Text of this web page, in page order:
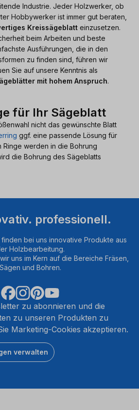
Industrie. Jeder Holzwerker, ob
Hobbywerker ist immer gut beraten,
Kreissägeblatt einzusetzen.
beim Arbeiten und beste
Ausführungen, die in den
zu finden sind, führen wir
Sie auf unsere Kenntnis als
mit hohem Anspruch.
für Ihr Sägeblatt
nicht das gewünschte Blatt
ggf. eine passende Lösung für
Ringe werden in die Bohrung
die Bohrung des Sägeblatts
professionell.
bei uns innovative Produkte aus
Holzbearbeitung.
uns im Kern auf die Bereiche Fräsen,
Sägen und Bohren.
zu abonnieren und die
zu unseren Produkten zu
Marketing-Cookies akzeptieren.
verwalten